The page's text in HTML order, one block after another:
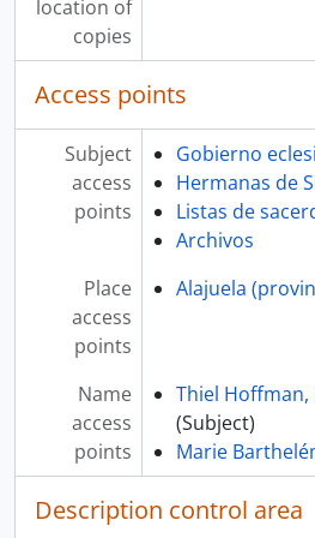
[File] 0332 - Expedientes
[File] 0333 - Expedientes
[File] 0335 - Expedientes
[File] 0336 -
[File] 0337-001 - Correspondencia recibida por
[File] 0337-002 - Correspondencia recibida por
[File] 0338-001 - Libro copiador de correspondencia
[File] 0338-002 - Libro copiador de correspondencia enviada
[File] 0338-003 - Libro copiador de correspondencia enviada
[File] 0339 - Procesos canónicos, expedientes de
[File] 0340 - Libro copiador de correspondencia
[File] 0341 - Expedientes
[File] 0342-001 - Correspondencia del Colegio Pío Latinoamericano
[File] 0342-002 - Correspondencia recibida por
[File] 0343 - Inventarios parroquiales, juicios de
[File] 0344-001 - Instrucciones catequeticas de
[File] 0344-002 - Pláticas de ejercicios espirituales y otras materias
location of
copies
Access points
Subject
access
points
Gobierno
Hermanas de
Listas de
Archivos
Place
access
points
Alajuela
Name
access
points
Thiel
(Subject)
Marie
Description control area